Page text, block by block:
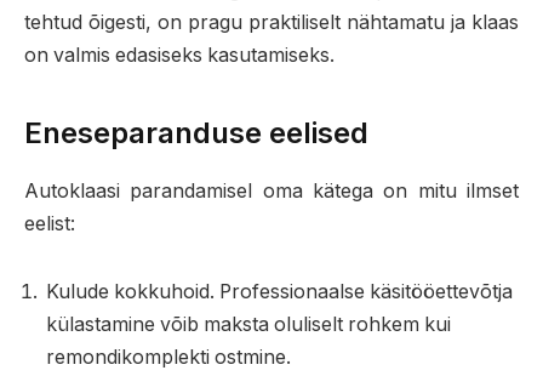
tehtud õigesti, on pragu praktiliselt nähtamatu ja klaas
on valmis edasiseks kasutamiseks.
Eneseparanduse eelised
Autoklaasi parandamisel oma kätega on mitu ilmset
eelist:
Kulude kokkuhoid. Professionaalse käsitööettevõtja
külastamine võib maksta oluliselt rohkem kui
remondikomplekti ostmine.